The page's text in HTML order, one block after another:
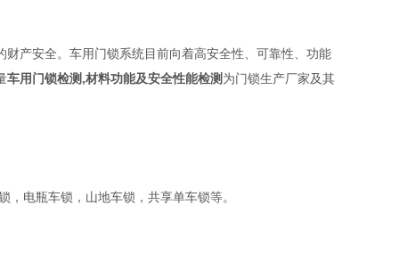
产安全。车用门锁系统目前向着高安全性、可靠性、功能
车用门锁检测,材料功能及安全性能检测为门锁生产厂家及其
电瓶车锁，山地车锁，共享单车锁等。